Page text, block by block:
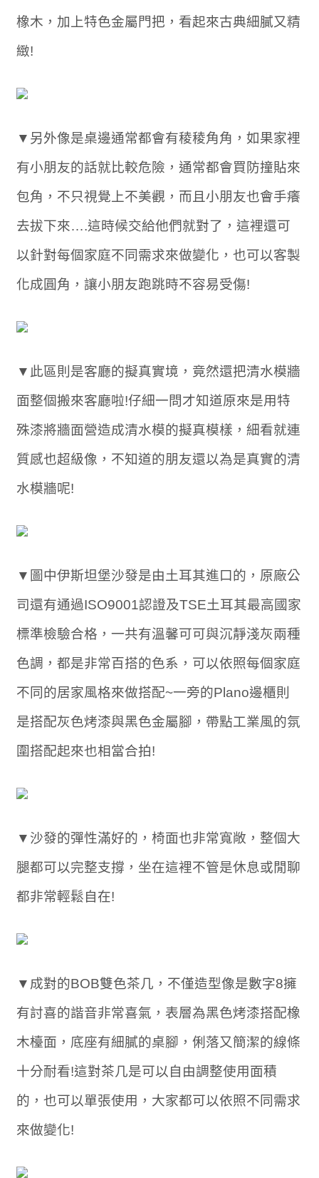
橡木，加上特色金屬門把，看起來古典細膩又精
緻!
▼另外像是桌邊通常都會有稜稜角角，如果家裡
有小朋友的話就比較危險，通常都會買防撞貼來
包角，不只視覺上不美觀，而且小朋友也會手癢
去拔下來….這時候交給他們就對了，這裡還可
以針對每個家庭不同需求來做變化，也可以客製
化成圓角，讓小朋友跑跳時不容易受傷!
▼此區則是客廳的擬真實境，竟然還把清水模牆
面整個搬來客廳啦!仔細一問才知道原來是用特
殊漆將牆面營造成清水模的擬真模樣，細看就連
質感也超級像，不知道的朋友還以為是真實的清
水模牆呢!
▼圖中伊斯坦堡沙發是由土耳其進口的，原廠公
司還有通過ISO9001認證及TSE土耳其最高國家
標準檢驗合格，一共有溫馨可可與沉靜淺灰兩種
色調，都是非常百搭的色系，可以依照每個家庭
不同的居家風格來做搭配~一旁的Plano邊櫃則
是搭配灰色烤漆與黑色金屬腳，帶點工業風的氛
圍搭配起來也相當合拍!
▼沙發的彈性滿好的，椅面也非常寬敞，整個大
腿都可以完整支撐，坐在這裡不管是休息或閒聊
都非常輕鬆自在!
▼成對的BOB雙色茶几，不僅造型像是數字8擁
有討喜的諧音非常喜氣，表層為黑色烤漆搭配橡
木檯面，底座有細膩的桌腳，俐落又簡潔的線條
十分耐看!這對茶几是可以自由調整使用面積
的，也可以單張使用，大家都可以依照不同需求
來做變化!